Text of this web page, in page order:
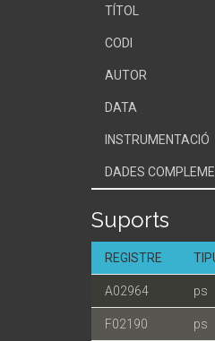
TÍTOL
CODI
AUTOR
DATA
INSTRUMENTACIÓ
DADES
Suports
REGISTRE
A02964 ps
F02190 ps